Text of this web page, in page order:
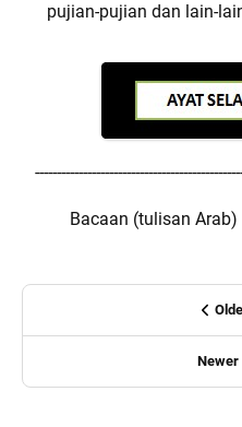
pujian-pujian dan lain-
Bacaan (tulisan
Newer